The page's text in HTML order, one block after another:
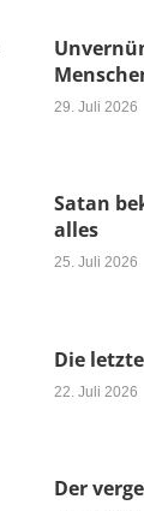
29. Juli 2026
Satan
alles
25. Juli 2026
Die
22. Juli 2026
Der